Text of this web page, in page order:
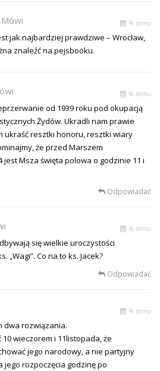
Mówi % temu
jak najbardziej prawdziwe – Wrocław,
znaleźć na pejsbooku.
% temu
od 1939 roku pod okupacją
Żydów. Ukradli nam prawie
ukraść resztki honoru, resztki wiary
że przed Marszem
Msza święta polowa o godzinie 11 i
Odpowiadać
% temu
się wielkie uroczystości
„Wagi”. Co na to ks. Jacek?
Odpowiadać
% temu
dwa rozwiązania.
10 wieczorem i 11listopada, że
jego narodowy, a nie partyjny
jego rozpoczęcia godzinę po